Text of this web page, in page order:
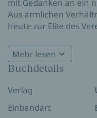
mit Gedanken an ein
Aus ärmlichen
heute zur Elite des
ein Industrieller, sein
Einfluss, sein Leben
Vernissagen und
seine Eitelkeit und
Geld. Sein
Im Laufe eines
ein Netz von
Mehr lesen
Buchdetails
Verlag
Einbandart